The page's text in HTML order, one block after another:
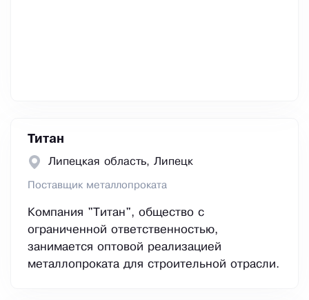
Титан
Липецкая область, Липецк
Поставщик металлопроката
Компания "Титан", общество с
ограниченной ответственностью,
занимается оптовой реализацией
металлопроката для строительной отрасли.